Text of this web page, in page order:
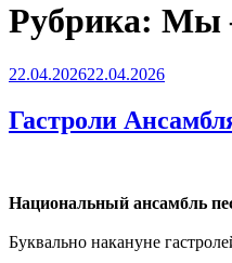
Рубрика: Мы
Опубликовано
22.04.202622.04.2026
Гастроли
Национальный ансамбль
Буквально накануне